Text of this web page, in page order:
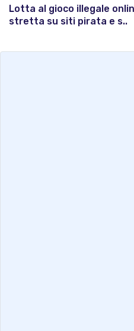
Lotta al gioco illegale
stretta su siti pirata e s..